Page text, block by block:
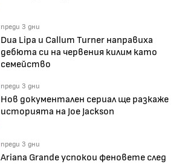
преди 3 дни
Dua Lipa и Callum Turner направиха
дебюта си на червения килим като
семейство
преди 3 дни
Нов документален сериал ще разкаже
историята на Joe Jackson
преди 3 дни
Ariana Grande успокои феновете след